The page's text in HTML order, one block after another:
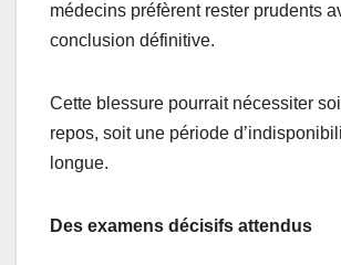
médecins préfèrent rester prudents
conclusion définitive.
Cette blessure pourrait nécessiter
repos, soit une période
longue.
Des examens décisifs attendus